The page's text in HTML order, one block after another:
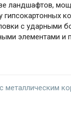
ландшафтов,
с ударными
элементами и
металлическим